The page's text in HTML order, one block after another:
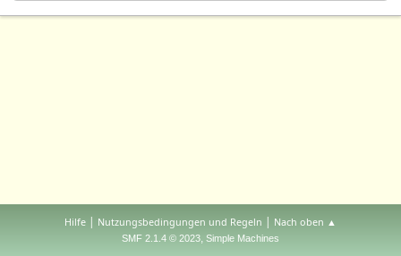
Hilfe | Nutzungsbedingungen und Regeln | Nach oben ▲
SMF 2.1.4 © 2023, Simple Machines